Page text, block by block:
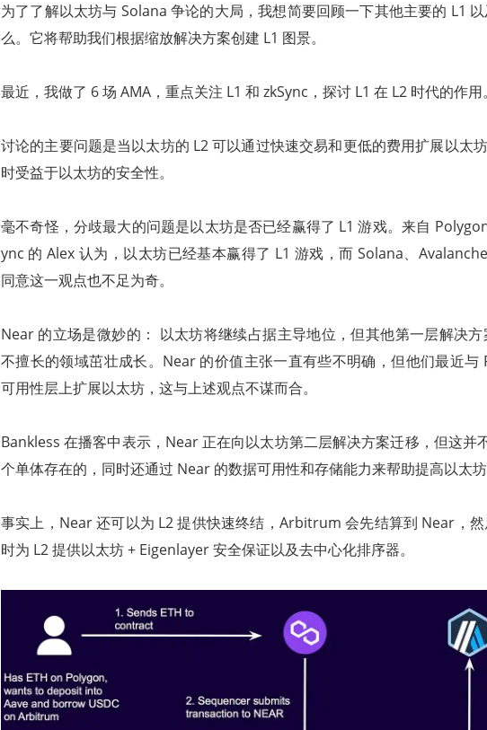
为了了解以太坊与 Solana 争论的大局，我想简要回顾一下其他主要的 L1
么。它将帮助我们根据缩放解决方案创建 L1 图景。
最近，我做了 6 场 AMA，重点关注 L1 和 zkSync，探讨 L1 在 L2 时代的作用。
讨论的主要问题是当以太坊的 L2 可以通过快速交易和更低的费用扩展以太
时受益于以太坊的安全性。
毫不奇怪，分歧最大的问题是以太坊是否已经赢得了 L1 游戏。来自
ync 的 Alex 认为，以太坊已经基本赢得了 L1 游戏，而 Solana、
同意这一观点也不足为奇。
Near 的立场是微妙的： 以太坊将继续占据主导地位，但其他第一层解决
不擅长的领域茁壮成长。Near 的价值主张一直有些不明确，但他们最近与
可用性层上扩展以太坊，这与上述观点不谋而合。
Bankless 在播客中表示，Near 正在向以太坊第二层解决方案迁移，但这并
个单体存在的，同时还通过 Near 的数据可用性和存储能力来帮助提高以太坊
事实上，Near 还可以为 L2 提供快速终结，Arbitrum 会先结算到 Near，
时为 L2 提供以太坊 + Eigenlayer 安全保证以及去中心化排序器。